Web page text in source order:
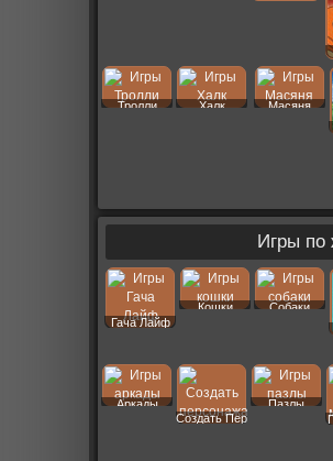
Тролли Халк
Масяня
Игры по
Гача Лайф
Кошки
Собаки
Аркады
Создать Пер
Пазлы